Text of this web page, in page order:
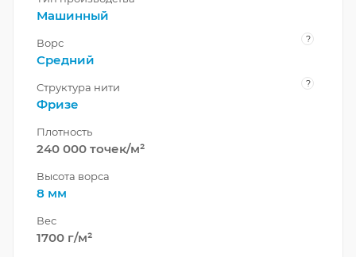
Машинный
Ворс ?
Средний
Структура нити ?
Фризе
Плотность
240 000 точек/м²
Высота ворса
8 мм
Вес
1700 г/м²